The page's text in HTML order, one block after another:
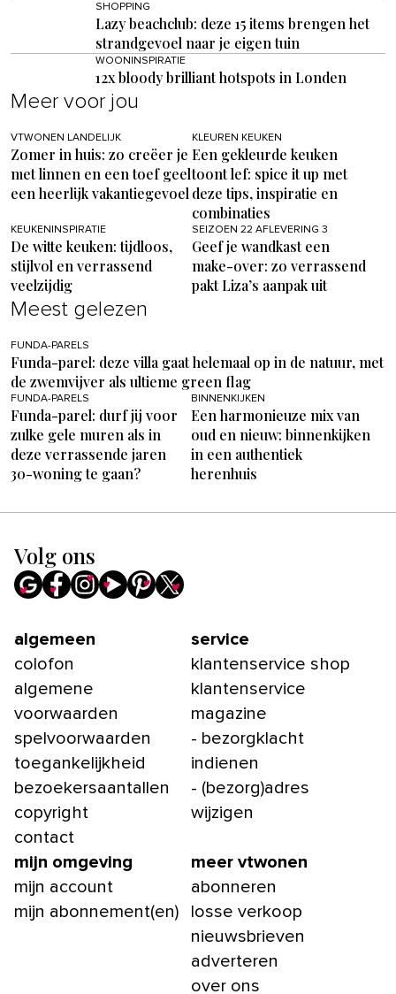
SHOPPING
Lazy beachclub: deze 15 items brengen het
strandgevoel naar je eigen tuin
WOONINSPIRATIE
12x bloody brilliant hotspots in Londen
Meer voor jou
VTWONEN LANDELIJK
Zomer in huis: zo creëer je
met linnen en een toef geel
een heerlijk vakantiegevoel
KLEUREN KEUKEN
Een gekleurde keuken
toont lef: spice it up met
deze tips, inspiratie en
combinaties
KEUKENINSPIRATIE
De witte keuken: tijdloos,
stijlvol en verrassend
veelzijdig
SEIZOEN 22 AFLEVERING 3
Geef je wandkast een
make-over: zo verrassend
pakt Liza’s aanpak uit
Meest gelezen
FUNDA-PARELS
Funda-parel: deze villa gaat helemaal op in de natuur, met
de zwemvijver als ultieme green flag
FUNDA-PARELS
Funda-parel: durf jij voor
zulke gele muren als in
deze verrassende jaren
30-woning te gaan?
BINNENKIJKEN
Een harmonieuze mix van
oud en nieuw: binnenkijken
in een authentiek
herenhuis
Volg ons
algemeen
colofon
algemene
voorwaarden
spelvoorwaarden
toegankelijkheid
bezoekersaantallen
copyright
contact
service
klantenservice shop
klantenservice
magazine
- bezorgklacht
indienen
- (bezorg)adres
wijzigen
mijn omgeving
mijn account
mijn abonnement(en)
meer vtwonen
abonneren
losse verkoop
nieuwsbrieven
adverteren
over ons